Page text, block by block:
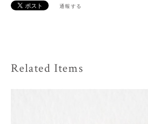
通報する
Related Items